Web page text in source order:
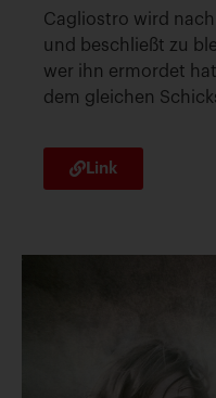
Cagliostro wird
und beschließt zu
wer ihn ermordet
dem gleichen
Link